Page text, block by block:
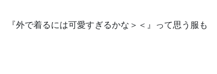
『外で着るには可愛すぎるかな＞＜』って思う服も